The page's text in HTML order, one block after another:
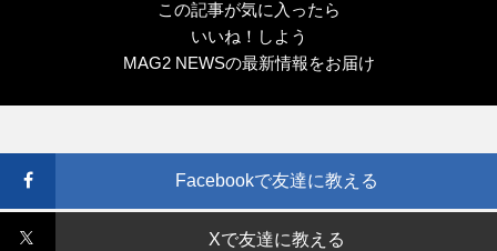
この記事が気に入ったら
いいね！しよう
MAG2 NEWSの最新情報をお届け
Facebookで友達に教える
Xで友達に教える